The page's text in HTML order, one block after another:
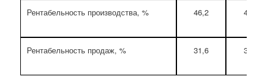
Рентабельность производства, % 46,2 45,2
Рентабельность продаж, % 31,6 31,1